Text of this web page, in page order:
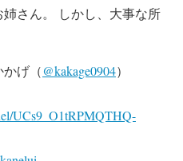
さん。 しかし、大事な所
かげ（@kakage0904）
UCs9_O1tRPMQTHQ-